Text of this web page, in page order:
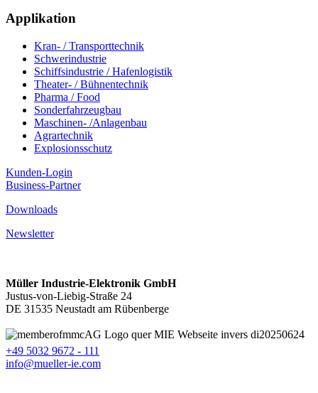
Applikation
Kran- / Transporttechnik
Schwerindustrie
Schiffsindustrie / Hafenlogistik
Theater- / Bühnentechnik
Pharma / Food
Sonderfahrzeugbau
Maschinen- /Anlagenbau
Agrartechnik
Explosionsschutz
Kunden-Login
Business-Partner
Downloads
Newsletter
Müller Industrie-Elektronik GmbH
Justus-von-Liebig-Straße 24
DE 31535 Neustadt am Rübenberge
+49 5032 9672 - 111
info@mueller-ie.com